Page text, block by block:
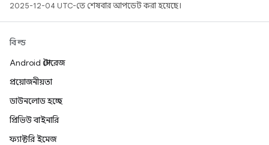
2025-12-04 UTC-তে শেষবার আপডেট করা হয়েছে।
বিল্ড
Android স্টোরেজ
প্রয়োজনীয়তা
ডাউনলোড হচ্ছে
প্রিভিউ বাইনারি
ফ্যাক্টরি ইমেজ